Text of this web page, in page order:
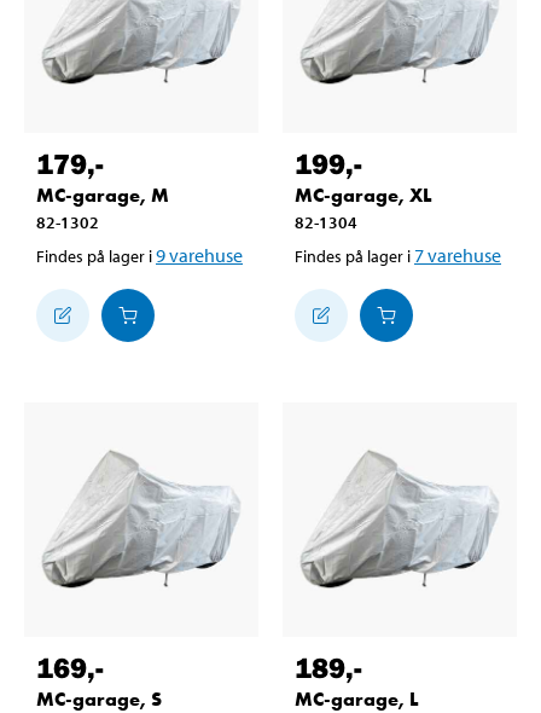
179,-
MC-garage, M
82-1302
Findes på lager i9varehuse
199,-
MC-garage, XL
82-1304
Findes på lager i7varehuse
169,-
MC-garage, S
189,-
MC-garage, L